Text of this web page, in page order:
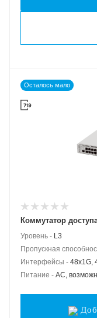
Осталось мало
Коммутатор
Уровень - L3
Пропускная
Интерфейсы - 48x1G,
Питание - AC,